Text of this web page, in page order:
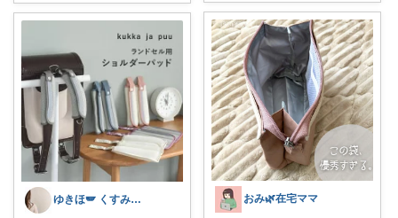
ゆきほ🪽 くすみカラー×小学生ママ おみ🌿在宅ママ